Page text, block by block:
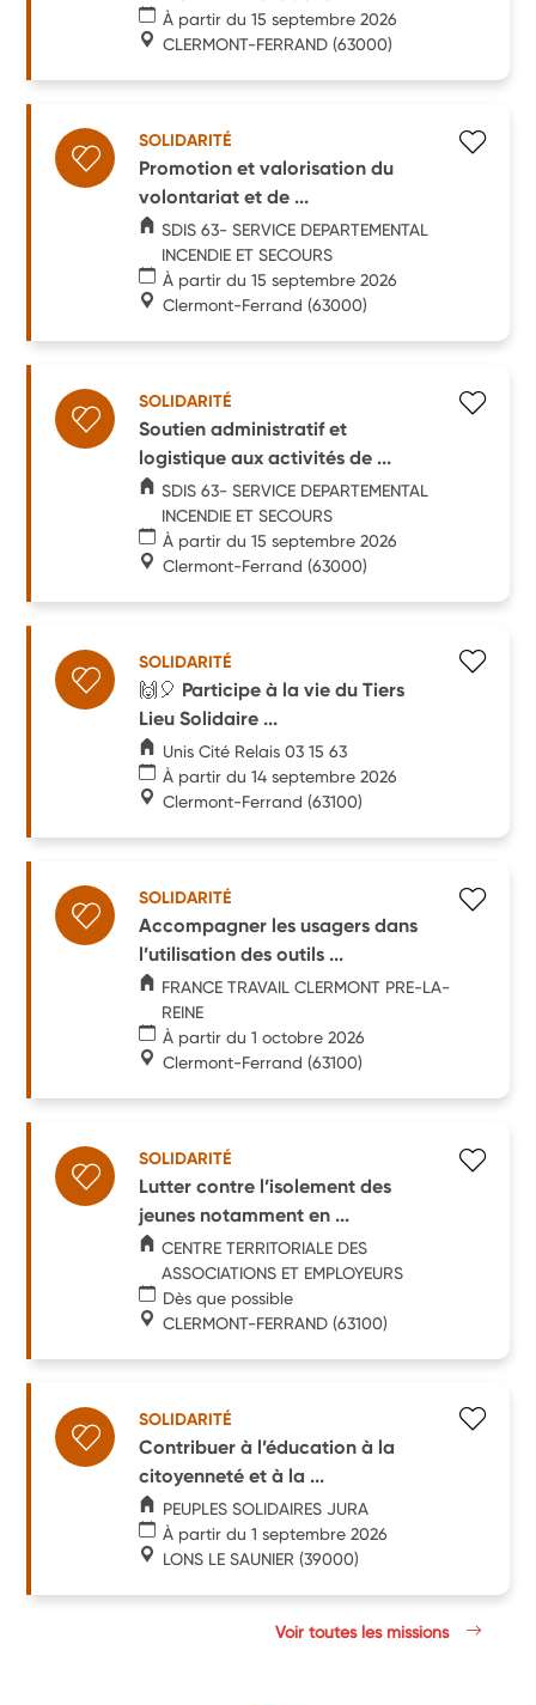
À partir du 15 septembre 2026
CLERMONT-FERRAND (63000)
SOLIDARITÉ
Promotion et valorisation du
volontariat et de ...
SDIS 63- SERVICE DEPARTEMENTAL
INCENDIE ET SECOURS
À partir du 15 septembre 2026
Clermont-Ferrand (63000)
SOLIDARITÉ
Soutien administratif et
logistique aux activités de ...
SDIS 63- SERVICE DEPARTEMENTAL
INCENDIE ET SECOURS
À partir du 15 septembre 2026
Clermont-Ferrand (63000)
SOLIDARITÉ
🙌🎈 Participe à la vie du Tiers
Lieu Solidaire ...
Unis Cité Relais 03 15 63
À partir du 14 septembre 2026
Clermont-Ferrand (63100)
SOLIDARITÉ
Accompagner les usagers dans
l’utilisation des outils ...
FRANCE TRAVAIL CLERMONT PRE-LA-
REINE
À partir du 1 octobre 2026
Clermont-Ferrand (63100)
SOLIDARITÉ
Lutter contre l’isolement des
jeunes notamment en ...
CENTRE TERRITORIALE DES
ASSOCIATIONS ET EMPLOYEURS
Dès que possible
CLERMONT-FERRAND (63100)
SOLIDARITÉ
Contribuer à l’éducation à la
citoyenneté et à la ...
PEUPLES SOLIDAIRES JURA
À partir du 1 septembre 2026
LONS LE SAUNIER (39000)
Voir toutes les missions